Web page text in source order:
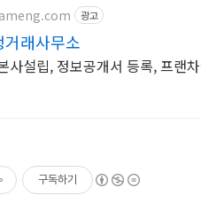
광고
거래사무소
사설립, 정보공개서 등록, 프랜
구독하기